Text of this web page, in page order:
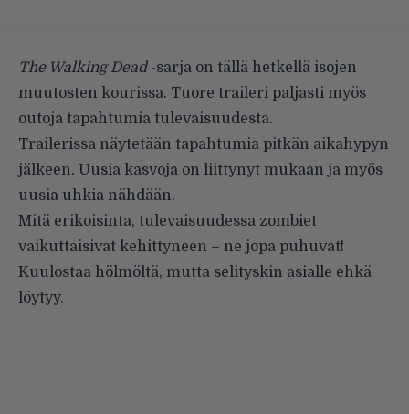
The Walking Dead-sarja on tällä hetkellä isojen
muutosten kourissa. Tuore traileri paljasti myös
outoja tapahtumia tulevaisuudesta.
Trailerissa näytetään tapahtumia pitkän aikahypyn
jälkeen. Uusia kasvoja on liittynyt mukaan ja myös
uusia uhkia nähdään.
Mitä erikoisinta, tulevaisuudessa zombiet
vaikuttaisivat kehittyneen – ne jopa puhuvat!
Kuulostaa hölmöltä, mutta selityskin asialle ehkä
löytyy.